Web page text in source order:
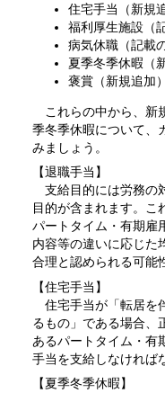
住宅手当（新規
福利厚生施設（
病気休職（記載
夏季冬季休暇（
褒賞（新規追加）
これらの中から、新
季冬季休暇について、
みましょう。
【退職手当】
支給目的には労務の
目的が含まれます。こ
パートタイム・有期雇
内容等の違いに応じた
合理と認められる可能
【住宅手当】
住宅手当が「転居を
るもの」である場合、
あるパートタイム・有
手当を支給しなければ
【夏季冬季休暇】